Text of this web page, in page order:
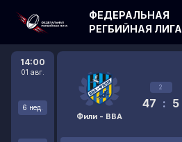
14:00
01 авг.
6 нед.
Фили - ВВА
2
47 : 5
ФЕДЕРАЛЬНАЯ
РЕГБИЙНАЯ ЛИГА